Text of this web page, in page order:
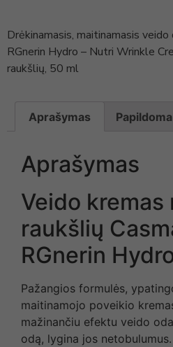
Drėkinamasis, maitinamasis
RGnerin Hydro – Nutri Wrinkle
raukšlių, 50 ml
Aprašymas
Aprašymas
Veido kremas
raukšlių
RGnerin
Pažangios formulės,
maitinamojo poveikio
mažinančiu efektu veido
odą, lygina jos netobulumus.